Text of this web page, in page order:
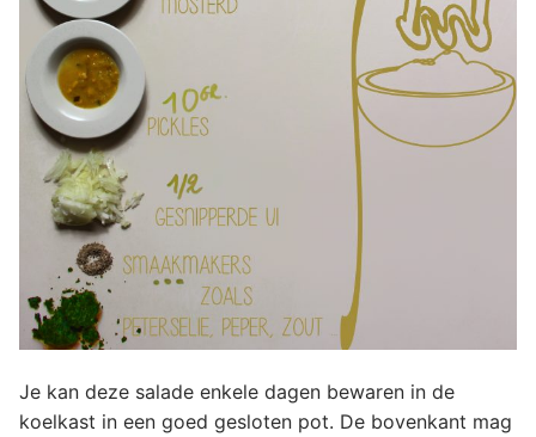
Je kan deze salade enkele dagen bewaren in de
koelkast in een goed gesloten pot. De bovenkant mag